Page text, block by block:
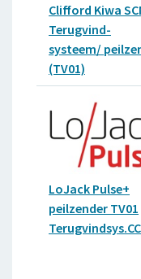
Clifford Kiwa
Terugvind-
systeem/
(TV01)
LoJack Pulse+
peilzender TV01